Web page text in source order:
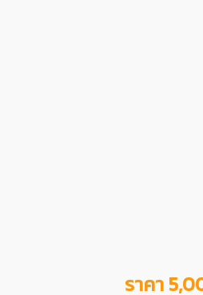
ราคา